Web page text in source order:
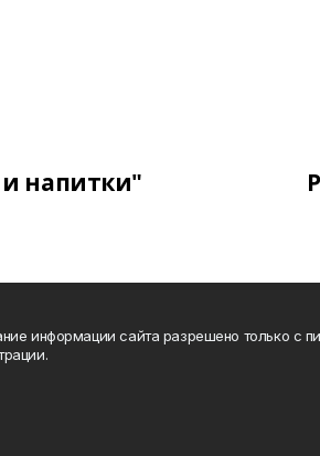
и напитки"
информации сайта разрешено только с